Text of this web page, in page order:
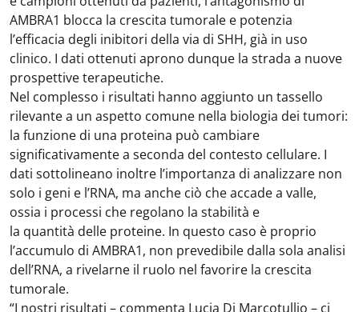
AMBRA1 blocca la crescita tumorale e potenzia
l’efficacia degli inibitori della via di SHH, già in uso
clinico. I dati ottenuti aprono dunque la strada a nuove
prospettive terapeutiche.
Nel complesso i risultati hanno aggiunto un tassello
rilevante a un aspetto comune nella biologia dei tumori:
la funzione di una proteina può cambiare
significativamente a seconda del contesto cellulare. I
dati sottolineano inoltre l’importanza di analizzare non
solo i geni e l’RNA, ma anche ciò che accade a valle,
ossia i processi che regolano la stabilità e
la quantità delle proteine. In questo caso è proprio
l’accumulo di AMBRA1, non prevedibile dalla sola analisi
dell’RNA, a rivelarne il ruolo nel favorire la crescita
tumorale.
“I nostri risultati – commenta Lucia Di Marcotullio – ci